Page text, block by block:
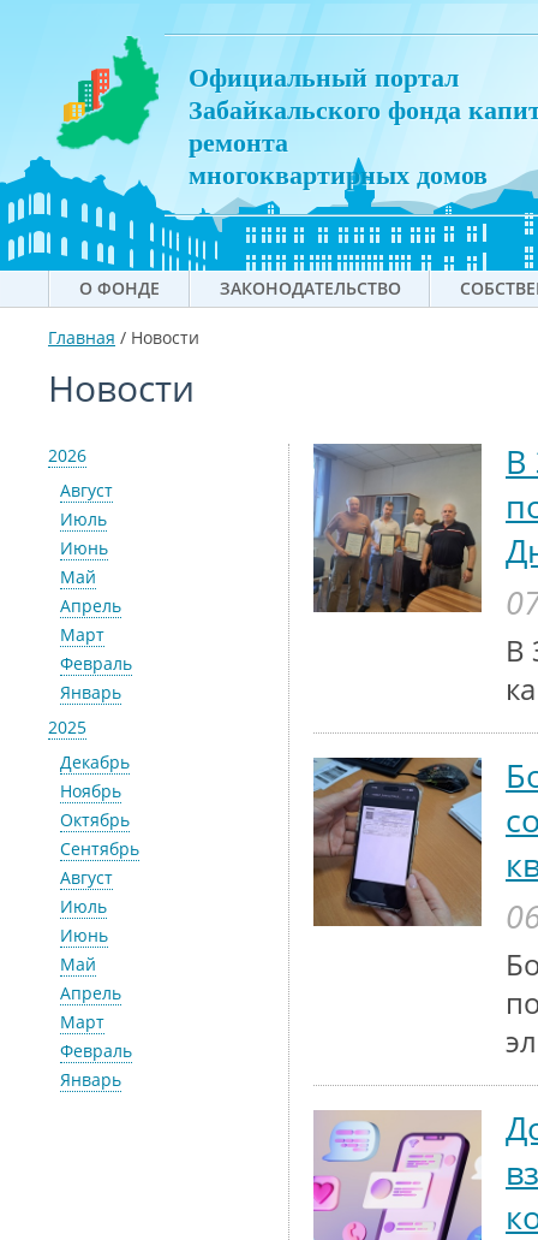
Официальный портал
Забайкальского фонда
ремонта
многоквартирных домов
О ФОНДЕ ЗАКОНОДАТЕЛЬСТВО
Главная / Новости
Новости
2026
Август
Июль
Июнь
Май
Апрель
Март
Февраль
Январь
2025
Декабрь
Ноябрь
Октябрь
Сентябрь
Август
Июль
Июнь
Май
Апрель
Март
Февраль
Январь
В
В